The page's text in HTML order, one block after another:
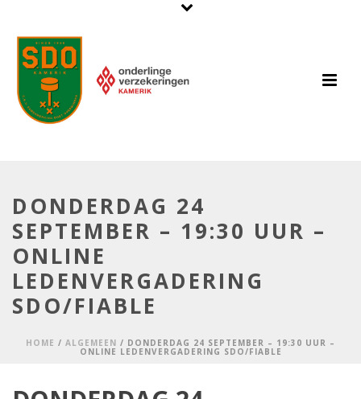
DONDERDAG 24
SEPTEMBER – 19:30 UUR –
ONLINE
LEDENVERGADERING
SDO/FIABLE
HOME / ALGEMEEN / DONDERDAG 24 SEPTEMBER – 19:30 UUR –
ONLINE LEDENVERGADERING SDO/FIABLE